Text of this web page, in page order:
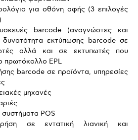
για οθόνη αφής (3 επιλογές
barcode (αναγνώστες και
δυνατότητα εκτύπωσης barcode σε
αλλά και σε εκτυπωτές που
πρωτόκολλο EPL
barcode σε προϊόντα, υπηρεσίες
μηχανές
POS
σε εντατική λιανική και